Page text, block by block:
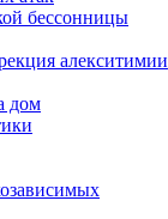
бессонницы
алекситимии
дом